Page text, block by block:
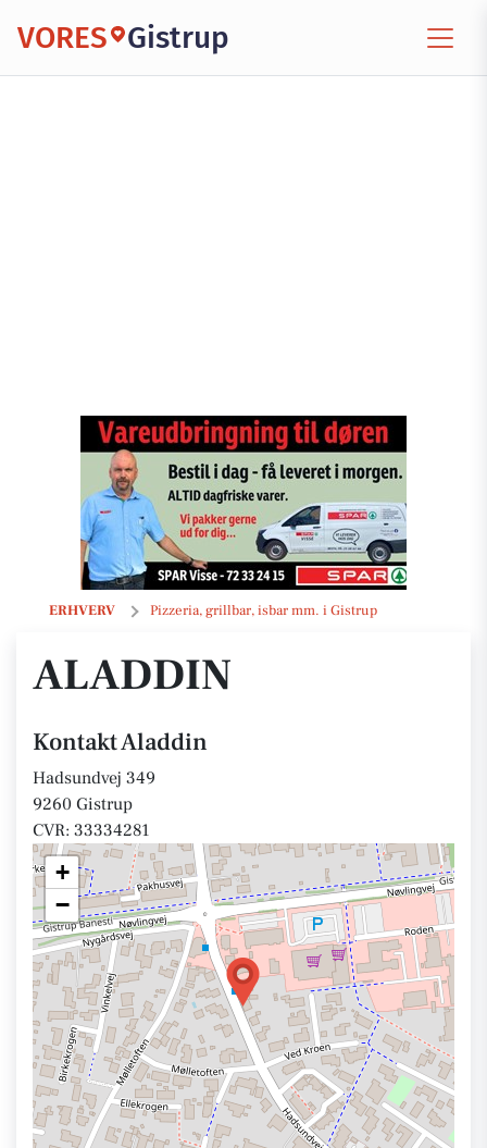
VORES Gistrup
ERHVERV Pizzeria, grillbar, isbar mm. i Gistrup
Aladdin
ALADDIN
Kontakt Aladdin
Hadsundvej 349
9260 Gistrup
CVR: 33334281
+
−